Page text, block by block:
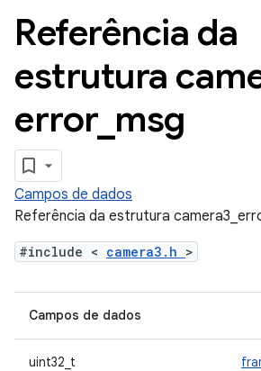
Referência da
estrutura
error_ msg
Campos de dados
Referência da estrutura
#include < camera3.h >
Campos de dados
uint32_t